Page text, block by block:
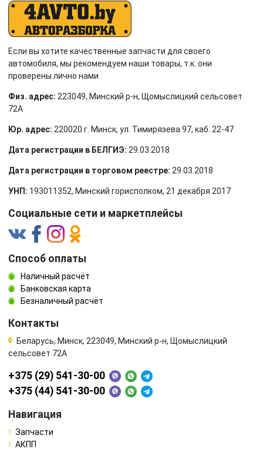
Если вы хотите качественные запчасти для своего
автомобиля, мы рекомендуем наши товары, т.к. они
проверены лично нами
Физ. адрес: 223049, Минский р-н, Щомыслицкий сельсовет
72А
Юр. адрес: 220020 г. Минск, ул. Тимирязева 97, каб. 22-47
Дата регистрации в БЕЛГИЭ: 29.03.2018
Дата регистрации в торговом реестре: 29.03.2018
УНП: 193011352, Минский горисполком, 21 декабря 2017
Социальные сети и маркетплейсы
Способ оплаты
Наличный расчёт
Банковская карта
Безналичный расчёт
Контакты
Беларусь, Минск, 223049, Минский р-н, Щомыслицкий
сельсовет 72А
+375 (29) 541-30-00
+375 (44) 541-30-00
Навигация
Запчасти
АКПП